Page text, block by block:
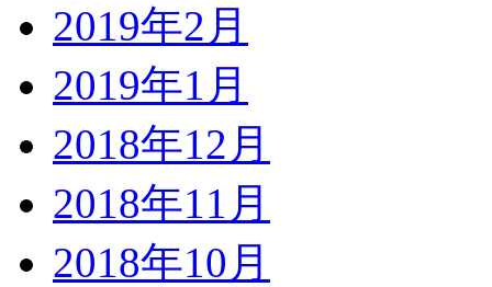
2019年2月
2019年1月
2018年12月
2018年11月
2018年10月